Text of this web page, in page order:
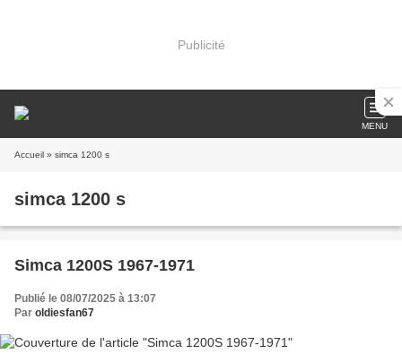
Publicité
MENU
Accueil » simca 1200 s
simca 1200 s
Simca 1200S 1967-1971
Publié le 08/07/2025 à 13:07
Par oldiesfan67